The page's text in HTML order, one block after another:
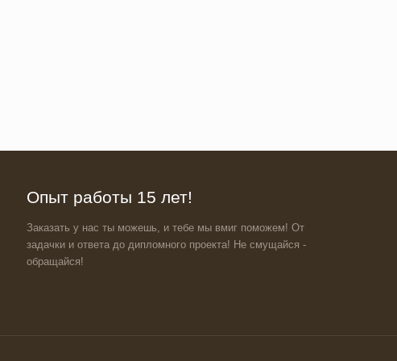
Опыт работы 15 лет!
Заказать у нас ты можешь, и тебе мы вмиг поможем! От
задачки и ответа до дипломного проекта! Не смущайся -
обращайся!